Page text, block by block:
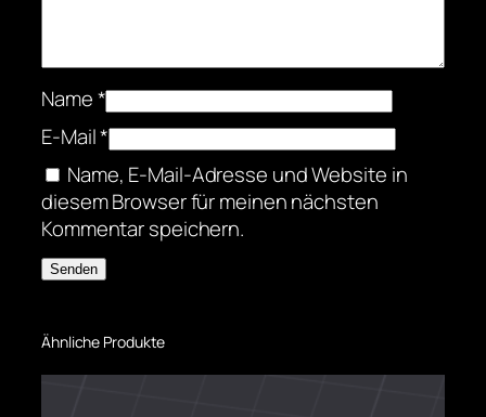
Name*
E-Mail*
Name, E-Mail-Adresse und Website in
diesem Browser für meinen nächsten
Kommentar speichern.
Ähnliche Produkte